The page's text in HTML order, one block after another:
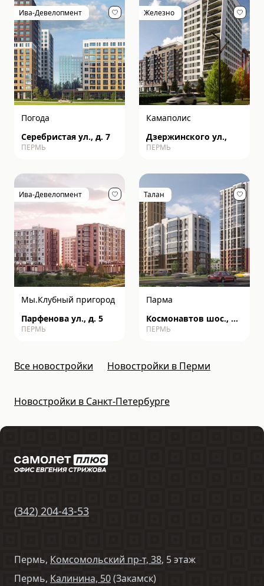
Ива-Девелопмент
Погода
Серебристая ул., д. 7
ПЕРМЬ
Железно
Камаполис
Дзержинского ул.,
ПЕРМЬ
Ива-Девелопмент
Мы.Клубный пригород
Парфенова ул., д. 5
ПЕРМЬ
Талан
Парма
Космонавтов шос., д.
162к
ПЕРМЬ
Все новостройки Новостройки в Перми
Новостройки в Санкт-Петербурге
(342) 204-43-53
Пермь, Комсомольский пр-т, 38, 5 этаж
Пермь, Калинина, 50(Закамск)